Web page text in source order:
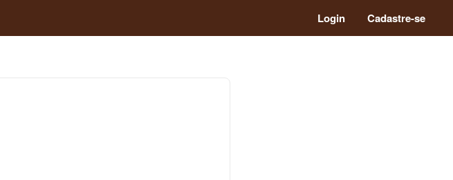
Login Cadastre-se